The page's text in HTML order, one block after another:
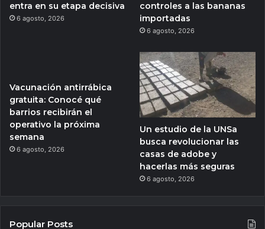
entra en su etapa decisiva
6 agosto, 2026
controles a las bananas
importadas
6 agosto, 2026
Vacunación antirrábica
gratuita: Conocé qué
barrios recibirán el
operativo la próxima
semana
6 agosto, 2026
Un estudio de la UNSa
busca revolucionar las
casas de adobe y
hacerlas más seguras
6 agosto, 2026
Popular Posts